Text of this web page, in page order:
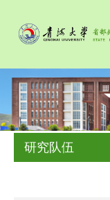
研究队伍